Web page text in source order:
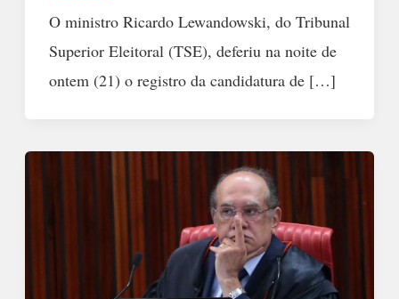
O ministro Ricardo Lewandowski, do Tribunal
Superior Eleitoral (TSE), deferiu na noite de
ontem (21) o registro da candidatura de […]